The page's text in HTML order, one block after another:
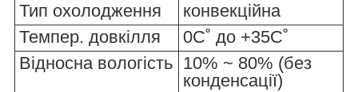
Тип охолодження
конвекційна
Темпер. довкілля
0С˚ до +35С˚
Відносна вологість 10% ~ 80% (без
конденсації)